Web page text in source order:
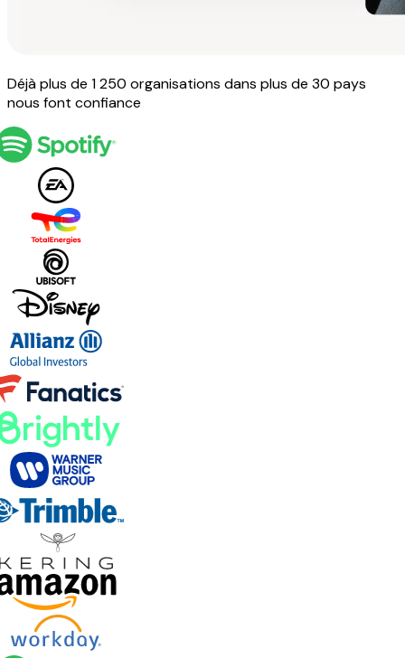
Déjà plus de 1 250 organisations dans plus de 30 pays
nous font confiance